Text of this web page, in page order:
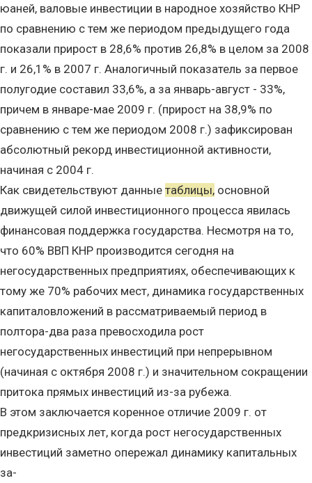
юаней, валовые инвестиции в народное хозяйство КНР
по сравнению с тем же периодом предыдущего года
показали прирост в 28,6% против 26,8% в целом за 2008
г. и 26,1% в 2007 г. Аналогичный показатель за первое
полугодие составил 33,6%, а за январь-август - 33%,
причем в январе-мае 2009 г. (прирост на 38,9% по
сравнению с тем же периодом 2008 г.) зафиксирован
абсолютный рекорд инвестиционной активности,
начиная с 2004 г.
Как свидетельствуют данные таблицы, основной
движущей силой инвестиционного процесса явилась
финансовая поддержка государства. Несмотря на то,
что 60% ВВП КНР производится сегодня на
негосударственных предприятиях, обеспечивающих к
тому же 70% рабочих мест, динамика государственных
капиталовложений в рассматриваемый период в
полтора-два раза превосходила рост
негосударственных инвестиций при непрерывном
(начиная с октября 2008 г.) и значительном сокращении
притока прямых инвестиций из-за рубежа.
В этом заключается коренное отличие 2009 г. от
предкризисных лет, когда рост негосударственных
инвестиций заметно опережал динамику капитальных
за-